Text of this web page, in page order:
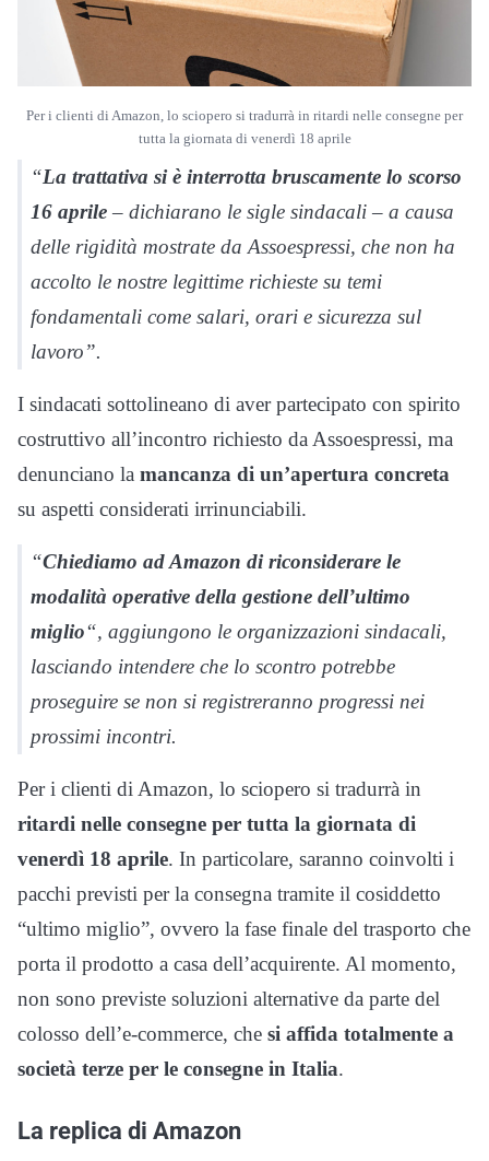
Per i clienti di Amazon, lo sciopero si tradurrà in ritardi nelle consegne per
tutta la giornata di venerdì 18 aprile
“La trattativa si è interrotta bruscamente lo scorso
16 aprile– dichiarano le sigle sindacali – a causa
delle rigidità mostrate da Assoespressi, che non ha
accolto le nostre legittime richieste su temi
fondamentali come salari, orari e sicurezza sul
lavoro”.
I sindacati sottolineano di aver partecipato con spirito
costruttivo all’incontro richiesto da Assoespressi, ma
denunciano la mancanza di un’apertura concreta
su aspetti considerati irrinunciabili.
“Chiediamo ad Amazon di riconsiderare le
modalità operative della gestione dell’ultimo
miglio“, aggiungono le organizzazioni sindacali,
lasciando intendere che lo scontro potrebbe
proseguire se non si registreranno progressi nei
prossimi incontri.
Per i clienti di Amazon, lo sciopero si tradurrà in
ritardi nelle consegne per tutta la giornata di
venerdì 18 aprile. In particolare, saranno coinvolti i
pacchi previsti per la consegna tramite il cosiddetto
“ultimo miglio”, ovvero la fase finale del trasporto che
porta il prodotto a casa dell’acquirente. Al momento,
non sono previste soluzioni alternative da parte del
colosso dell’e-commerce, che si affida totalmente a
società terze per le consegne in Italia.
La replica di Amazon